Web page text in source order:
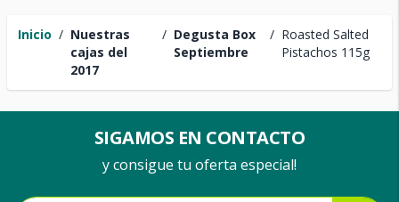
Inicio / Nuestras
cajas del
2017
/ Degusta Box
Septiembre
/ Roasted Salted
Pistachos 115g
SIGAMOS EN CONTACTO
y consigue tu oferta especial!